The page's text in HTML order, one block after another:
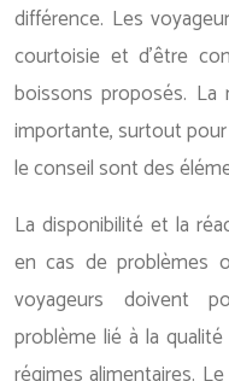
différence. Les
courtoisie et d’être
boissons proposés.
importante, surtout pour
le conseil sont des
La disponibilité et la
en cas de problèmes
voyageurs doivent
problème lié à la